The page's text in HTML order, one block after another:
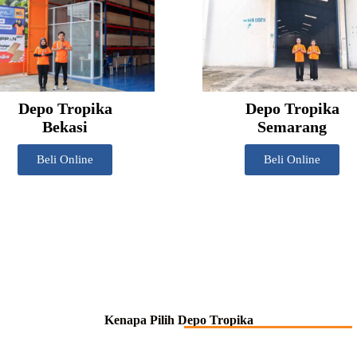
Depo Tropika
Bekasi
Beli Online
Depo Tropika
Semarang
Beli Online
Kenapa Pilih Depo Tropika